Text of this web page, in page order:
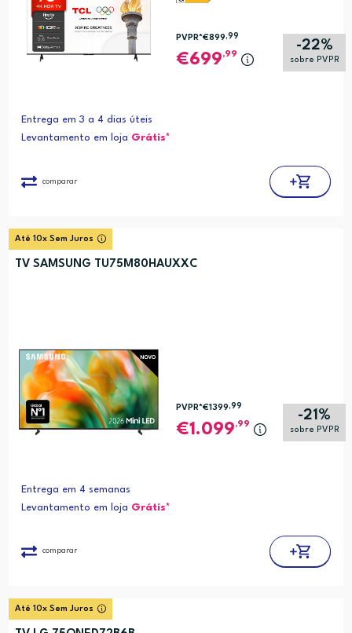
-22%
sobre PVPR
PVPR*€899,99
699,99
Entrega em 3 a 4 dias úteis
Levantamento em loja Grátis*
comparar
Até 10x Sem Juros
TV SAMSUNG TU75M80HAUXXC
-21%
sobre PVPR
PVPR*€1399,99
1.099,99
Entrega em 4 semanas
Levantamento em loja Grátis*
comparar
Até 10x Sem Juros